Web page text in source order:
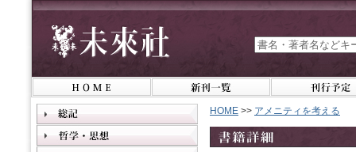
HOME >> アメニティを考える